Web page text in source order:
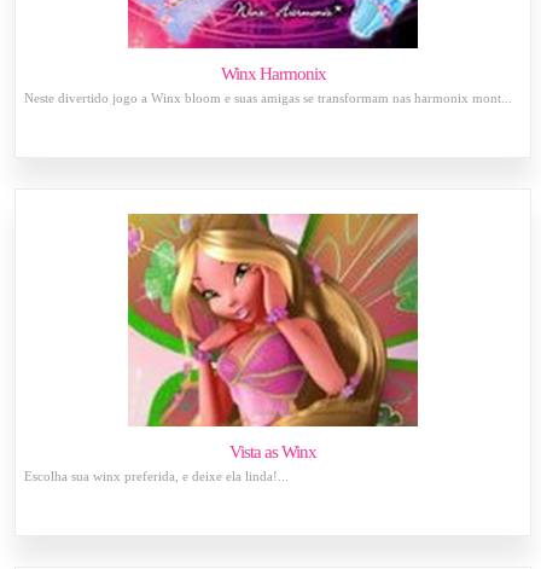
Winx Harmonix
Neste divertido jogo a Winx bloom e suas amigas se transformam nas harmonix mont...
Vista as Winx
Escolha sua winx preferida, e deixe ela linda!...